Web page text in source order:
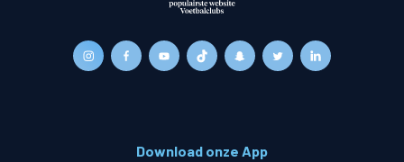
Download onze App